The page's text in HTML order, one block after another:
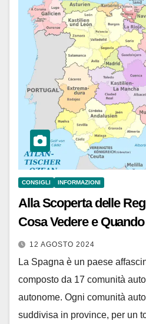
CONSIGLI INFORMAZIONI
Alla Scoperta delle
Cosa Vedere e
12 AGOSTO 2024
La Spagna è un paese
composto da 17 comunità
autonome. Ogni comunità
suddivisa in province, per un